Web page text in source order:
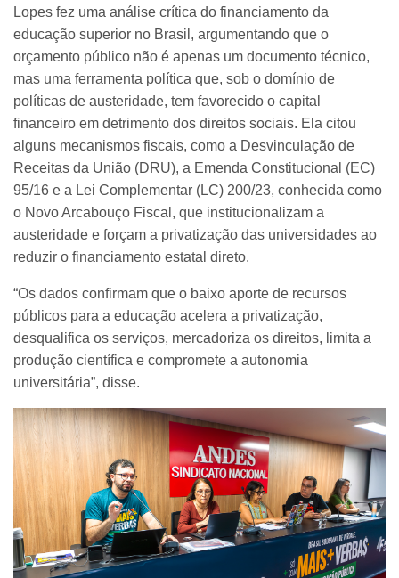
Lopes fez uma análise crítica do financiamento da
educação superior no Brasil, argumentando que o
orçamento público não é apenas um documento técnico,
mas uma ferramenta política que, sob o domínio de
políticas de austeridade, tem favorecido o capital
financeiro em detrimento dos direitos sociais. Ela citou
alguns mecanismos fiscais, como a Desvinculação de
Receitas da União (DRU), a Emenda Constitucional (EC)
95/16 e a Lei Complementar (LC) 200/23, conhecida como
o Novo Arcabouço Fiscal, que institucionalizam a
austeridade e forçam a privatização das universidades ao
reduzir o financiamento estatal direto.
“Os dados confirmam que o baixo aporte de recursos
públicos para a educação acelera a privatização,
desqualifica os serviços, mercadoriza os direitos, limita a
produção científica e compromete a autonomia
universitária”, disse.